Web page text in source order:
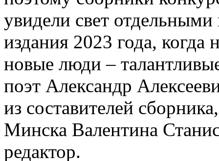
увидели свет
издания 2023 года,
новые люди –
поэт Александр
из составителей
Минска Валентина
редактор.